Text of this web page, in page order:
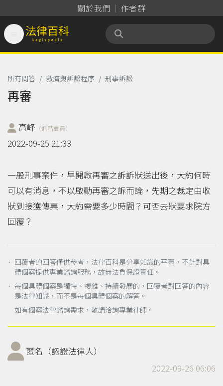
關於我們 作者群
法律百科 Legispedia
所有問答 / 救濟與訴訟程序 / 刑事訴訟
再審
高峰 （進階會員）
2022-09-25 21:33
一般刑事案件，早開啟再審之訴訴狀送出後，大約何時
可以有消息，不以啟動再審之訴而論，先期之裁定由收
狀到接獲傳票，大約需要多少時間？可否去狀要求院方
回覆？
． 回覆者的回答僅供參考，法律百科是分享知識的平臺，不針對具
體個案提供專業諮詢服務，故無法負保證責任。
． 每個具體個案是獨特、複雜、持續發展的，回覆者對回答的內容
是法律知識，而不是每個具體個案的解答。
如有個案法律諮詢需求，敬請洽詢專業律師。
匿名（認證法律人）
2022-09-26 06:06